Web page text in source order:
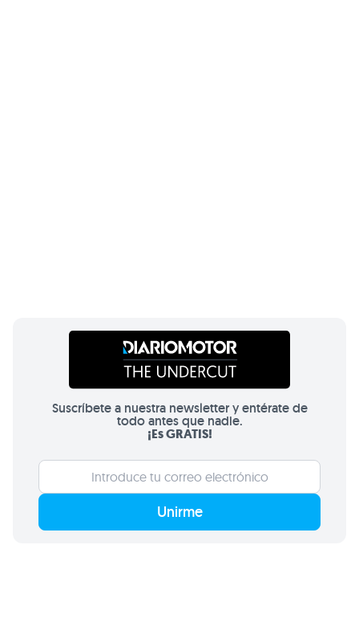
Suscríbete a nuestra newsletter y entérate de
todo antes que nadie.
¡Es GRATIS!
Unirme